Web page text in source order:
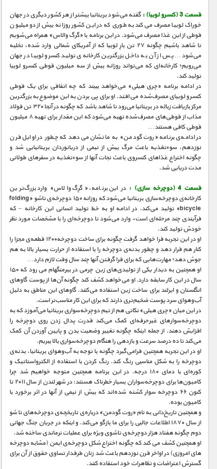
قسمت 3 (کنسرو لوبیا) :
گفته می‌شود بریتانیا بیشتر از هر کشور دیگری در جهان
خوراک لوبیا مصرف می‌کند به طوری که در این کشور روزانه بیش از دو میلیون
قوطی از این غذا مصرف می‌شود. در این برنامه با «گرگ والاس» همراه می‌شویم
تا شاهد باشیم چگونه ۲۷ تن بارِ لوبیا که از آمریکای شمالی وارد شده، تخلیه
می‌شود… پس از آن به داخل بزرگترین کارخانه‌ی تولید کنسرو لوبیا در جهان
می‌رویم؛ کارخانه‌ای که می‌تواند روزانه بیش از سه میلیون قوطی کنسرو لوبیا
تولید کند.
در ادامه برنامه «چری هیلی» می‌خواهد ببیند که چه اتفاقی برای یک قوطی
کنسرو لوبیای مصرف‌شده می‌افتد. او برای پی بردن به این موضوع به بزرگترین
مرکز بازیافت زباله در بریتانیا می‌رود تا شاهد باشد که چگونه در آنجا ۳۲۰ تن فولاد
مذاب از قوطی‌های مصرف‌شده تهیه می‌شود که این مقدار برای تهیه ۸ میلیون
قوطی کافی هستند…
در ادامه‌ی برنامه «روت گودمن» به ما نشان می‌دهد که چطور در اوایل قرن
نوزدهم، سوءتغذیه باعث مرگ بیش از نیمی از دریانوردان بریتانیایی شد و
چگونه اختراع غذاهای کنسروی باعث نجات آنها از سوءتغذیه در سفرهای طولانی
مدت دریایی شد.
قسمت 4 (دوچرخه سازی) :
در این برنامه، «گرِگ والاس» وارد بزرگ‌ترین
کارخانه‌ی دوچرخه‌سازی بریتانیا می‌شود که روزانه ۱۵۰ دوچرخه‌ی تاشو «folding
bicycle» تولید می‌کند. در ادامه او به خط تولید انسانی این کارخانه – که
فرآیندی چند مرحله‌ای است- وارد می‌شود تا دوچرخه‌ای را با مشخصات مورد نظر
خودش تولید کند.
او در این تجربه فرا خواهد گرفت چگونه برای ساخت دوچرخه۱۲۰۰ قطعه‌ی مجزا را
کنار هم قرار دهد و چطور بدنه‌ی دوچرخه را با استفاده از حرارت بسیار بالا به هم
جوش دهد؛ مهارت‌هایی که برای فرا گرفتن آنها چند سال وقت لازم دارد…
او همچنین به دیدار یکی از تولیدی‌های زین‌ چرمی در بیرمنگهام می رود که ۱۵۰
سال در این کار سابقه دارد. او می‌خواهد کشف کند چگونه آن‌ها از پوست گاوهای
انگلستان و ایرلند برای ساخت زین استفاده می‌کنند. گاوهای این مناطق به دلیل
آب‌و‌هوای سرد پوست ضخیم‌تری دارند که برای این کار مناسب‌تر است.
در این میان «چری هیلی» نکاتی هم از تیم دوچرخه‌سواری بریتانیا می‌آموزد که به
دوچرخه‌سوارهای غیرحرفه‌ای کمک می‌کند قدرت پدال زدن روی دوچرخه را
افزایش دهند. از جمله اینکه چگونه تغییر وضعیت بدن و پایین آوردن آن کمک
می‌کند تا ده درصد سرعت و بازدهی را هنگام دوچرخه‌سواری بالا ببریم.
او در این تجربه همچنین فرامی‌گیرد چگونه با توجه به آب‌و‌هوای بریتانیا، بدنه‌ی
دوچرخه را به شکل مناسبی رنگ کند. رنگ کردن با استفاده از الکترواستاتیک و
کوره‌ای با دمای ۱۸۰ درجه. در این برنامه همچنین متوجه خواهیم شد چرا
کامیون‌ها برای دوچرخه‌سواران بسیار خطرناک هستند: در شهر لندن از سال ۲۰۱۱ تا
کنون ۶۶ دوچرخه سوار کشته شده‌اند که بیش از نیمی از آنها در اثر برخورد با
کامیون بوده.
و همچنین تاریخ‌دانی به نام «روت گودمن» درباره‌ی تاریخچه‌ی دوچرخه‌های تا شو
از سال ۱۸۷۰ اطلاعات جالبی را برای ما بازگو می‌کند. و اینکه در جریان جنگ جهانی
دوم چگونه هفتاد هزار دوچرخه‌ی تاشوی ویژه برای عملیات نرماندی ساخته شد.
او همچنین کشف می کند که چگونه اختراع شکل دوچرخه‌ی ایمن (مشابه دوچرخه
های امروزی) در اواخر قرن نوزدهم باعث شد زنان طرفدار تساوی حقوق از آن برای
گسترش اعتراضات و تظاهرات خود استفاده کنند.